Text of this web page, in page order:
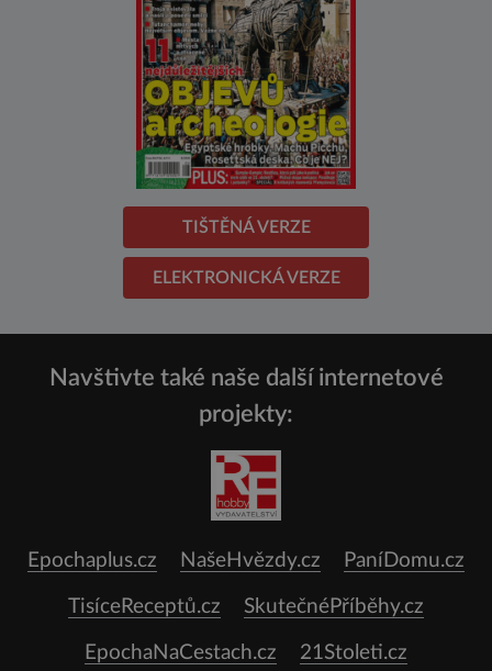
TIŠTĚNÁ VERZE
ELEKTRONICKÁ VERZE
Navštivte také naše další internetové
projekty:
Epochaplus.cz NašeHvězdy.cz PaníDomu.cz
TisíceReceptů.cz SkutečnéPříběhy.cz
EpochaNaCestach.cz 21Stoleti.cz